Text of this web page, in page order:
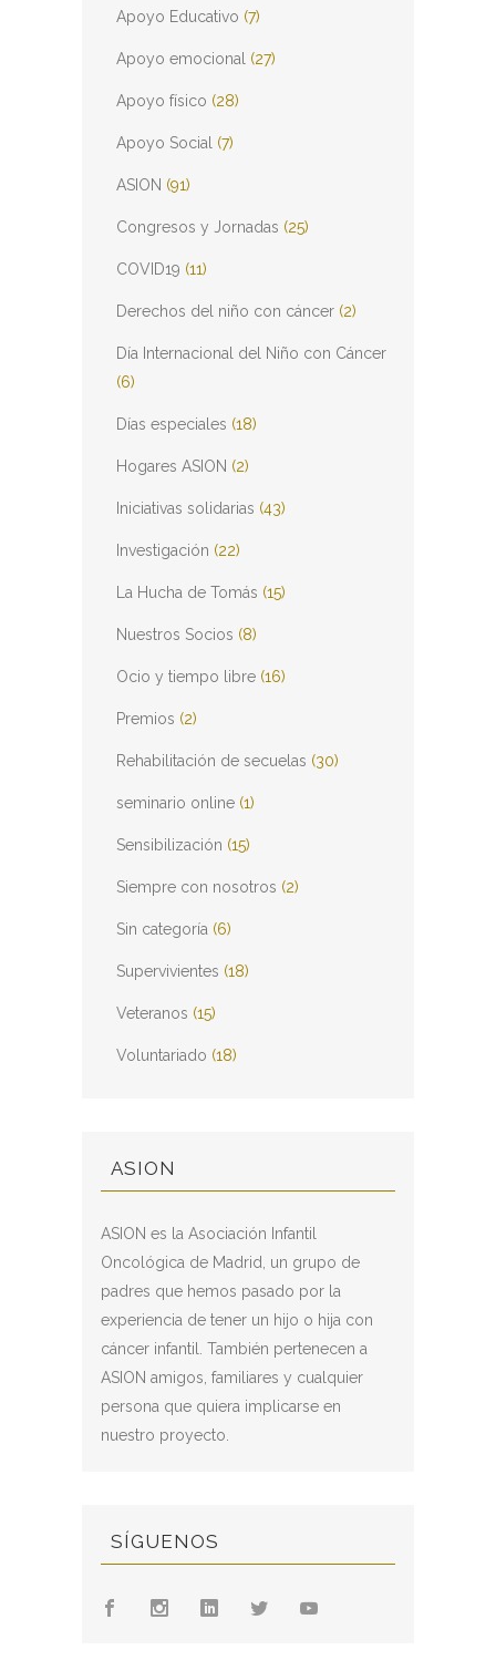
Apoyo Educativo (7)
Apoyo emocional (27)
Apoyo físico (28)
Apoyo Social (7)
ASION (91)
Congresos y Jornadas (25)
COVID19 (11)
Derechos del niño con cáncer (2)
Día Internacional del Niño con Cáncer
(6)
Días especiales (18)
Hogares ASION (2)
Iniciativas solidarias (43)
Investigación (22)
La Hucha de Tomás (15)
Nuestros Socios (8)
Ocio y tiempo libre (16)
Premios (2)
Rehabilitación de secuelas (30)
seminario online (1)
Sensibilización (15)
Siempre con nosotros (2)
Sin categoría (6)
Supervivientes (18)
Veteranos (15)
Voluntariado (18)
ASION
ASION es la Asociación Infantil
Oncológica de Madrid, un grupo de
padres que hemos pasado por la
experiencia de tener un hijo o hija con
cáncer infantil. También pertenecen a
ASION amigos, familiares y cualquier
persona que quiera implicarse en
nuestro proyecto.
SÍGUENOS